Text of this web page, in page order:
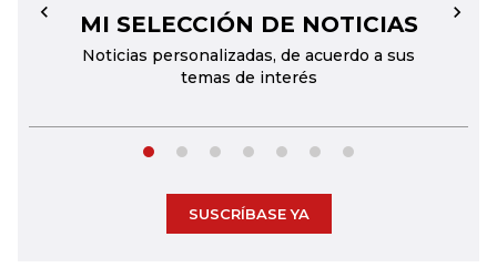
MI SELECCIÓN DE NOTICIAS
Noticias personalizadas, de acuerdo a sus
temas de interés
← →
SUSCRÍBASE YA